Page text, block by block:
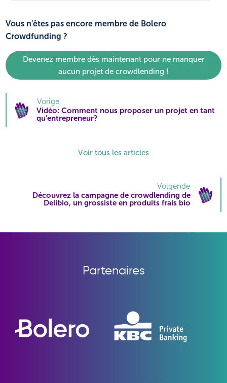
Vous n'êtes pas encore membre de Bolero
Crowdfunding ?
Devenez membre dès maintenant pour ne manquer
aucun projet de crowdlending !
Vorige
Vidéo: Comment nous proposer un projet en tant
qu'entrepreneur?
Voir tous les articles
Volgende
Découvrez la campagne de crowdlending de
Delibio, un grossiste en produits frais bio
Partenaires